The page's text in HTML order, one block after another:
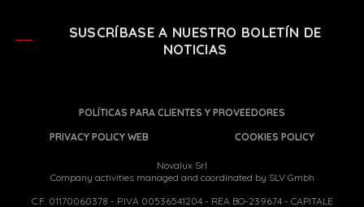
SUSCRÍBASE A NUESTRO BOLETÍN DE
NOTICIAS
POLÍTICAS PARA CLIENTES Y PROVEEDORES
PRIVACY POLICY WEB
COOKIES POLICY
Novalux Srl
Company activities managed and coordinated by SLV Gmbh
C.F. 01170060378 - P.IVA 00536541204 - REA BO-239674 - CAPITALE